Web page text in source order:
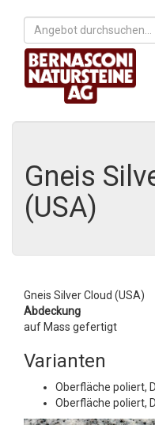
Gneis
(USA)
Gneis Silver Cloud (USA)
Abdeckung
auf Mass gefertigt
Varianten
Oberfläche poliert,
Oberfläche poliert,